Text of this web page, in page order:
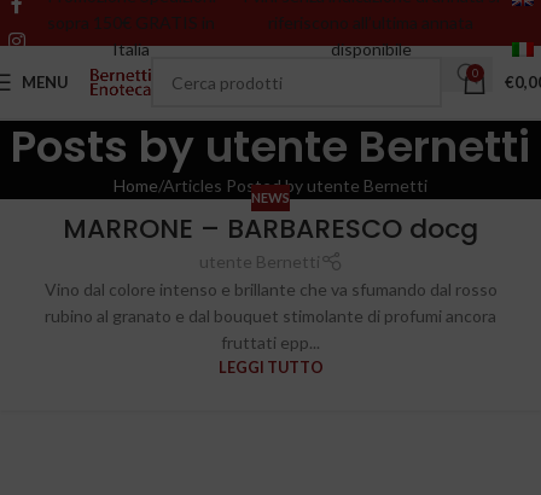
sopra 150€ GRATIS in
Italia
riferiscono all’ultima annata
disponibile
MENU 0 €
Posts by utente Bernetti
Home Articles Posted by utente Bernetti
NEWS
MARRONE – BARBARESCO docg
utente Bernetti
Vino dal colore intenso e brillante che va sfumando dal rosso
rubino al granato e dal bouquet stimolante di profumi ancora
fruttati epp...
LEGGI TUTTO